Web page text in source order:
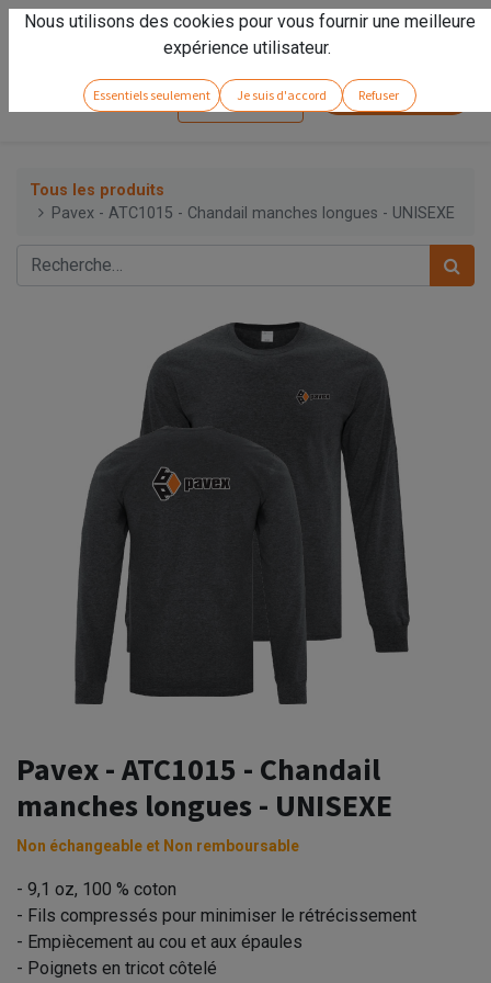
Vivez l'expérienceArseno!
Se connecter Service client
Tous les produits
Pavex - ATC1015 - Chandail manches longues - UNISEXE
Pavex - ATC1015 - Chandail
manches longues - UNISEXE
Non échangeable et Non remboursable
- 9,1 oz, 100 % coton
- Fils compressés pour minimiser le rétrécissement
- Empiècement au cou et aux épaules
- Poignets en tricot côtelé
Nous utilisons des cookies pour vous fournir une meilleure
expérience utilisateur.
Essentiels seulement Je suis d'accord Refuser